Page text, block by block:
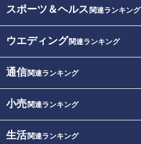
スポーツ＆ヘルス 関連ランキング
ウエディング関連ランキング
通信関連ランキング
小売関連ランキング
生活関連ランキング